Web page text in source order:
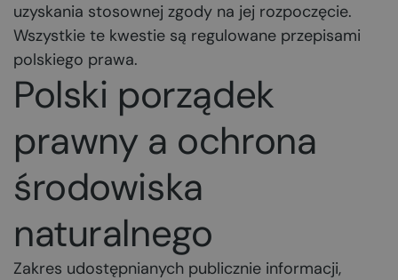
uzyskania stosownej zgody na jej rozpoczęcie.
Wszystkie te kwestie są regulowane przepisami
polskiego prawa.
Polski porządek
prawny a ochrona
środowiska
naturalnego
Zakres udostępnianych publicznie informacji,